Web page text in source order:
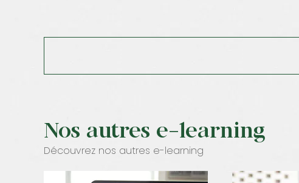
Nos autres e-learning
Découvrez nos autres e-learning